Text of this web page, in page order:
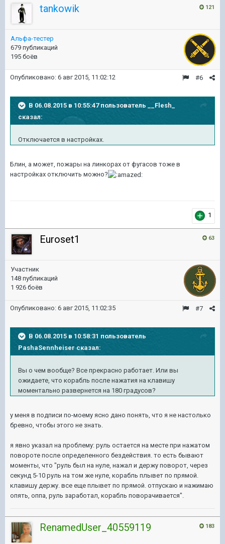
121
tankowik
Альфа-тестер
679 публикаций
195 боёв
#6
Опубликовано: 6 авг 2015, 11:02:12
В 06.08.2015 в 10:55:47 пользователь __Flesh_
сказал:
Отключается в настройках.
Блин, а может, пожары на линкорах от фугасов тоже в
настройках отключить можно?
1
63
Euroset1
Участник
148 публикаций
1 926 боёв
#7
Опубликовано: 6 авг 2015, 11:02:35
В 06.08.2015 в 10:58:31 пользователь
PashaSennheiser сказал:
Вы о чем вообще? Все прекрасно работает. Или вы
ожидаете, что корабль после нажатия на клавишу
моментально развернется на 180 градусов?
у меня в подписи по-моему ясно дано понять, что я не настолько
бревно, чтобы этого не знать.
я явно указал на проблему: руль остается на месте при нажатом
повороте после определенного бездействия. то есть бывают
моменты, что "руль был на нуле, нажал и держу поворот, через
секунд 5-10 руль на том же нуле, корабль плывет по прямой.
клавишу держу. все еще плывет по прямой. отпускаю и нажимаю
опять, оппа, руль заработал, корабль поворачивается".
183
RenamedUser_40559119